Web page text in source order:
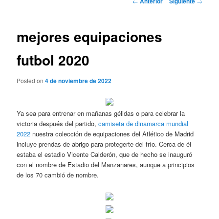
mejores equipaciones
futbol 2020
Posted on4 de noviembre de 2022
Ya sea para entrenar en mañanas gélidas o para celebrar la
victoria después del partido,camiseta de dinamarca mundial
2022 nuestra colección de equipaciones del Atlético de Madrid
incluye prendas de abrigo para protegerte del frío. Cerca de él
estaba el estadio Vicente Calderón, que de hecho se inauguró
con el nombre de Estadio del Manzanares, aunque a principios
de los 70 cambió de nombre.